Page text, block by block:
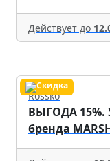
Действует до
Rossko
ВЫГОДА 15%.
бренда